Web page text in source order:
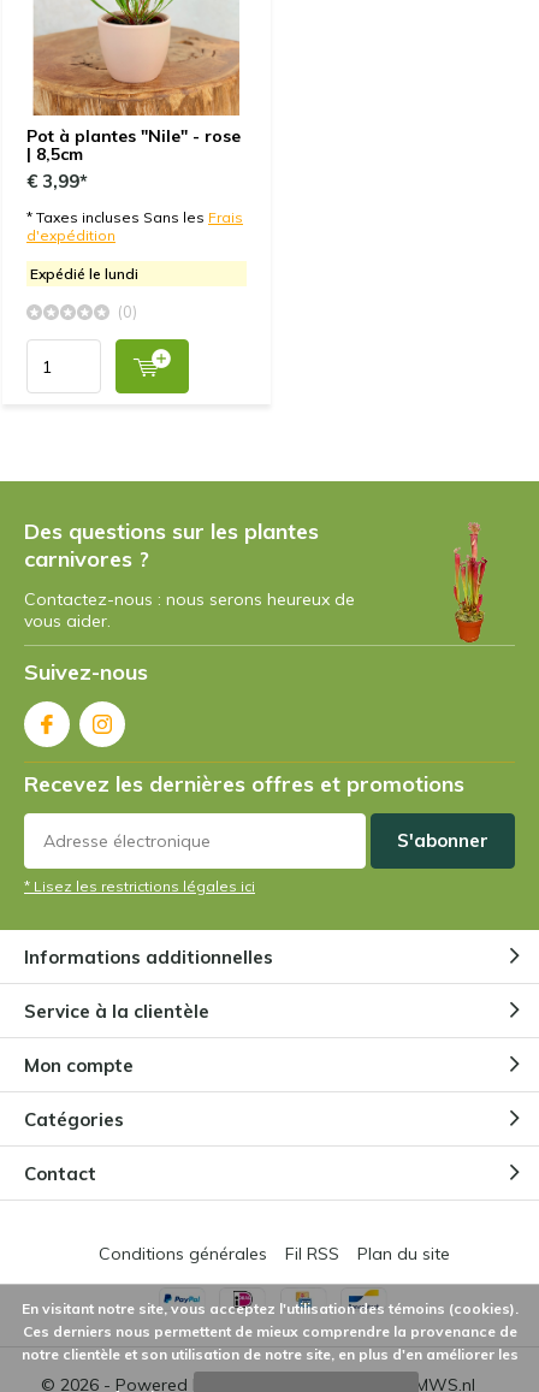
Pot à plantes "Nile" - rose
| 8,5cm
€ 3,99*
* Taxes incluses Sans les Frais
d'expédition
Expédié le lundi
(0)
Des questions sur les plantes
carnivores ?
Contactez-nous : nous serons heureux de
vous aider.
Suivez-nous
Recevez les dernières offres et promotions
S'abonner
* Lisez les restrictions légales ici
Informations additionnelles
Service à la clientèle
Mon compte
Catégories
Contact
© 2026 - Powered by DMWS.nl
Conditions générales Fil RSS Plan du site
En visitant notre site, vous acceptez l'utilisation des témoins (cookies).
Ces derniers nous permettent de mieux comprendre la provenance de
notre clientèle et son utilisation de notre site, en plus d'en améliorer les